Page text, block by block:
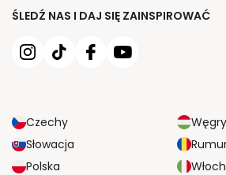
ŚLEDŹ NAS I DAJ SIĘ ZAINSPIROWAĆ
Czechy
Węgry
Słowacja
Polska